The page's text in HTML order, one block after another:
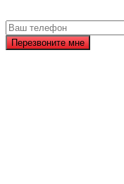
Перезвоните мне